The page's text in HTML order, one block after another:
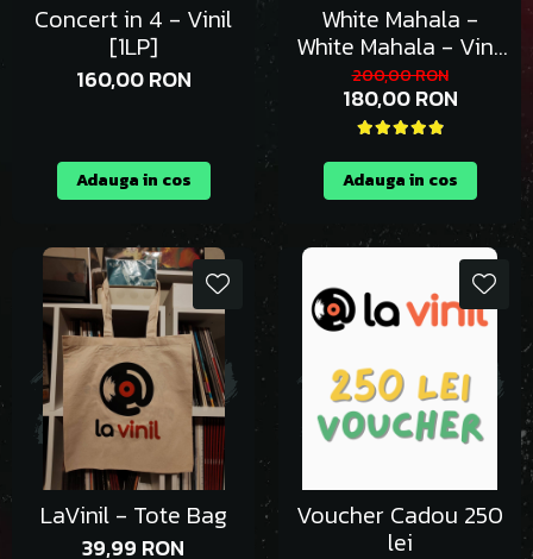
Concert in 4 - Vinil
[1LP]
160,00 RON
Adauga in cos
White Mahala -
White Mahala - Vinil
[1LP]
200,00 RON
180,00 RON
Adauga in cos
LaVinil - Tote Bag
39,99 RON
Voucher Cadou 250
lei